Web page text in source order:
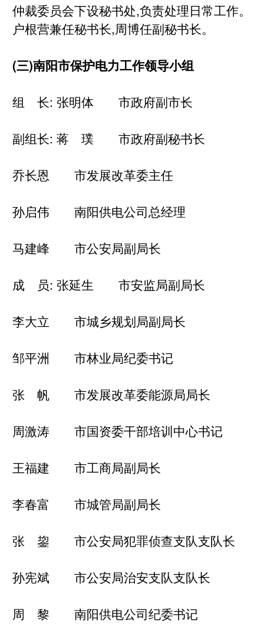
仲裁委员会下设秘书处,负责处理日常工作。
户根营兼任秘书长,周博任副秘书长。
(三)南阳市保护电力工作领导小组
组 长: 张明体 市政府副市长
副组长: 蒋 璞 市政府副秘书长
乔长恩 市发展改革委主任
孙启伟 南阳供电公司总经理
马建峰 市公安局副局长
成 员: 张延生 市安监局副局长
李大立 市城乡规划局副局长
邹平洲 市林业局纪委书记
张 帆 市发展改革委能源局局长
周激涛 市国资委干部培训中心书记
王福建 市工商局副局长
李春富 市城管局副局长
张 鋆 市公安局犯罪侦查支队支队长
孙宪斌 市公安局治安支队支队长
周 黎 南阳供电公司纪委书记